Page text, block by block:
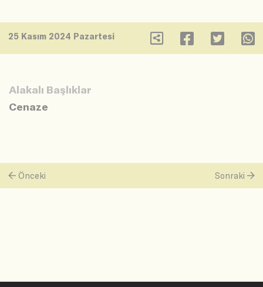
25 Kasım 2024 Pazartesi
Alakalı Başlıklar
Cenaze
Önceki Sonraki